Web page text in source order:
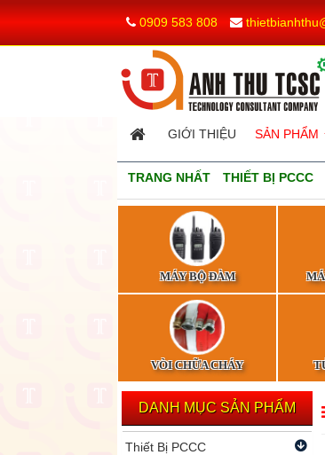
0909 583 808
GIỚI THIỆU SẢN PHẨM
TRANG NHẤT THIẾT BỊ PCCC
MÁY BỘ ĐÀM
VÒI CHỮA CHÁY
DANH MỤC SẢN PHẨM
Thiết Bị PCCC